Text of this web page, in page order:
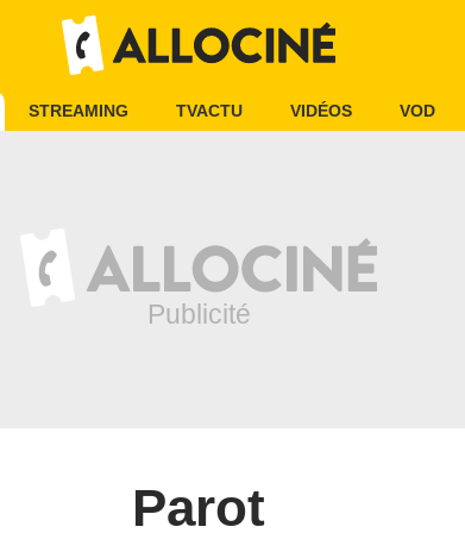
STREAMING TVACTU VIDÉOS VOD
Parot